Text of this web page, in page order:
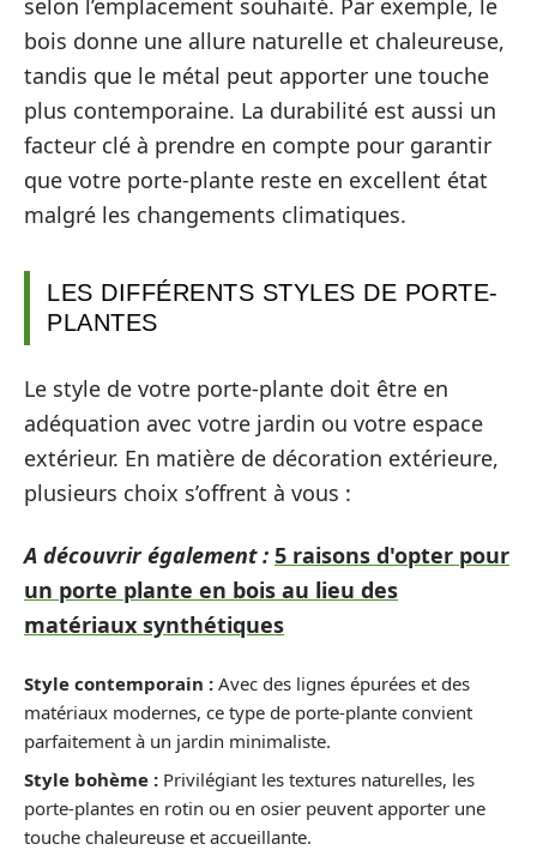
bois donne une allure naturelle et chaleureuse,
tandis que le métal peut apporter une touche
plus contemporaine. La durabilité est aussi un
facteur clé à prendre en compte pour garantir
que votre porte-plante reste en excellent état
malgré les changements climatiques.
LES DIFFÉRENTS STYLES DE PORTE-
PLANTES
Le style de votre porte-plante doit être en
adéquation avec votre jardin ou votre espace
extérieur. En matière de décoration extérieure,
plusieurs choix s’offrent à vous :
A découvrir également : 5 raisons d'opter pour
un porte plante en bois au lieu des
matériaux synthétiques
Style contemporain : Avec des lignes épurées et des
matériaux modernes, ce type de porte-plante convient
parfaitement à un jardin minimaliste.
Style bohème : Privilégiant les textures naturelles, les
porte-plantes en rotin ou en osier peuvent apporter une
touche chaleureuse et accueillante.